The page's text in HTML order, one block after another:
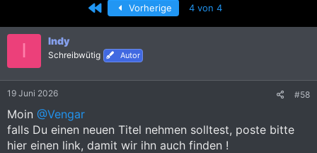
l
a
a
g
e
Erste Vorherige 4 von 4
I Indy
Schreibwütig Autor
19 Juni 2026 #58
Moin @Vengar
falls Du einen neuen Titel nehmen solltest, poste bitte
hier einen link, damit wir ihn auch finden !